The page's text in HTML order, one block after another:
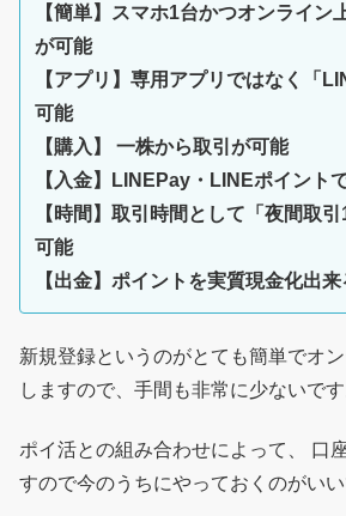
【簡単】スマホ1台かつオンライン
が可能
【アプリ】専用アプリではなく「
可能
【購入】 一株から取引が可能
【入金】LINEPay・LINEポイント
【時間】取引時間として「夜間取
可能
【出金】ポイントを実質現金化出来
新規登録というのがとても簡単でオ
しますので、手間も非常に少ないです
ポイ活との組み合わせによって、 口
すので今のうちにやっておくのがいい